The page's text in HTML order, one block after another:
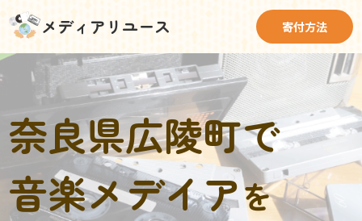
メディアリユース 寄付方法
奈良県広陵町で
音楽メデイアを